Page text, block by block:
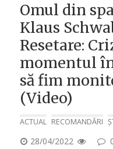
Omul din
Klaus
Resetare:
momentul
să fim
(Video)
ACTUAL RECOMANDĂRI
POSTED
28/04/2022